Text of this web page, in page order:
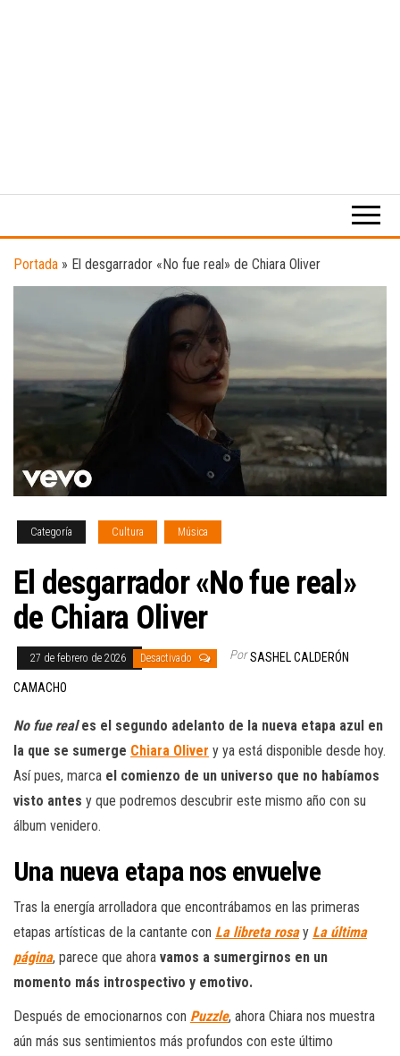
digital
el
música.
Portada » El desgarrador «No fue real» de Chiara Oliver
Categoría Cultura Música
El desgarrador «No fue real»
de Chiara Oliver
27 de febrero de 2026 Desactivado Por SASHEL CALDERÓN
CAMACHO
No fue reales el segundo adelanto de la nueva etapa azul en
la que se sumerge Chiara Oliver y ya está disponible desde hoy.
Así pues, marca el comienzo de un universo que no habíamos
visto antes y que podremos descubrir este mismo año con su
álbum venidero.
Una nueva etapa nos envuelve
Tras la energía arrolladora que encontrábamos en las primeras
etapas artísticas de la cantante con La libreta rosay La última
página, parece que ahora vamos a sumergirnos en un
momento más introspectivo y emotivo.
Después de emocionarnos con Puzzle, ahora Chiara nos muestra
aún más sus sentimientos más profundos con este último